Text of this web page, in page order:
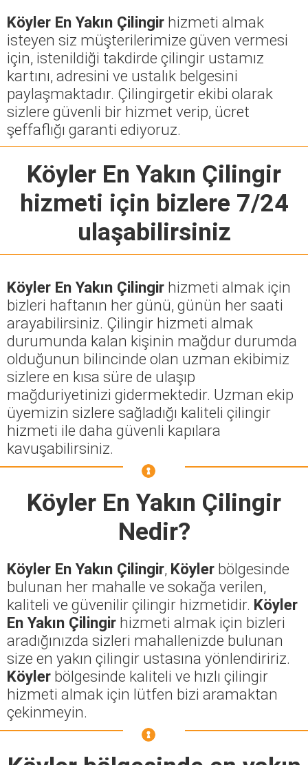
Köyler En Yakın Çilingir hizmeti almak
isteyen siz müşterilerimize güven vermesi
için, istenildiği takdirde çilingir ustamız
kartını, adresini ve ustalık belgesini
paylaşmaktadır. Çilingirgetir ekibi olarak
sizlere güvenli bir hizmet verip, ücret
şeffaflığı garanti ediyoruz.
Köyler En Yakın Çilingir
hizmeti için bizlere 7/24
ulaşabilirsiniz
Köyler En Yakın Çilingir hizmeti almak için
bizleri haftanın her günü, günün her saati
arayabilirsiniz. Çilingir hizmeti almak
durumunda kalan kişinin mağdur durumda
olduğunun bilincinde olan uzman ekibimiz
sizlere en kısa süre de ulaşıp
mağduriyetinizi gidermektedir. Uzman ekip
üyemizin sizlere sağladığı kaliteli çilingir
hizmeti ile daha güvenli kapılara
kavuşabilirsiniz.
Köyler En Yakın Çilingir
Nedir?
Köyler En Yakın Çilingir, Köyler bölgesinde
bulunan her mahalle ve sokağa verilen,
kaliteli ve güvenilir çilingir hizmetidir. Köyler
En Yakın Çilingir hizmeti almak için bizleri
aradığınızda sizleri mahallenizde bulunan
size en yakın çilingir ustasına yönlendiririz.
Köyler bölgesinde kaliteli ve hızlı çilingir
hizmeti almak için lütfen bizi aramaktan
çekinmeyin.